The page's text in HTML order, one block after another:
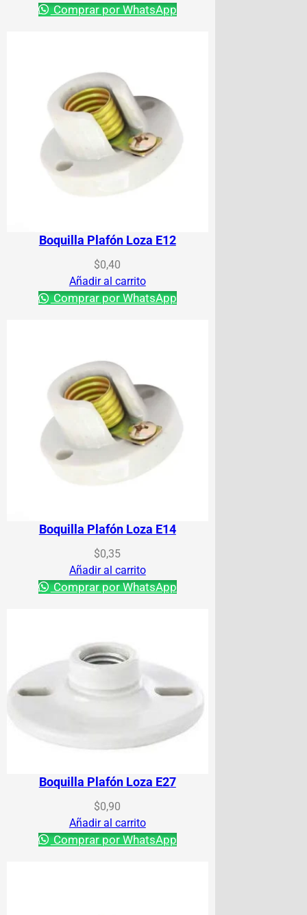
Comprar por WhatsApp
Boquilla Plafón Loza E12
$0,40
Añadir al carrito
Comprar por WhatsApp
Boquilla Plafón Loza E14
$0,35
Añadir al carrito
Comprar por WhatsApp
Boquilla Plafón Loza E27
$0,90
Añadir al carrito
Comprar por WhatsApp